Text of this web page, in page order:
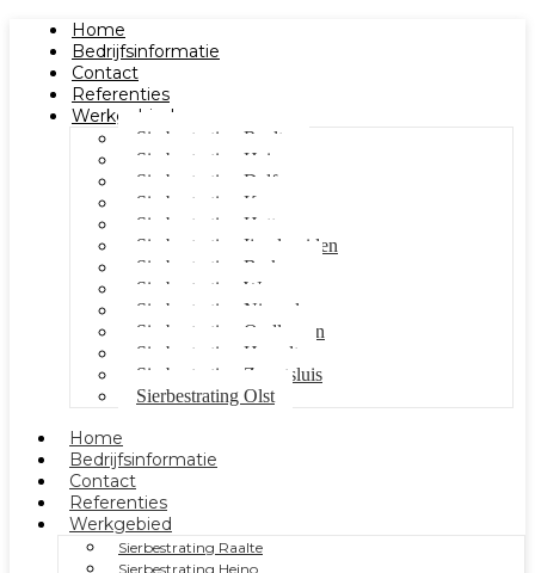
Home
Bedrijfsinformatie
Contact
Referenties
Werkgebied
Sierbestrating Raalte
Sierbestrating Heino
Sierbestrating Dalfsen
Sierbestrating Kampen
Sierbestrating Hattem
Sierbestrating Ijsselmuiden
Sierbestrating Berkum
Sierbestrating Wezep
Sierbestrating Nieuwleusen
Sierbestrating Oudleusen
Sierbestrating Hasselt
Sierbestrating Zwartsluis
Sierbestrating Olst
Home
Bedrijfsinformatie
Contact
Referenties
Werkgebied
Sierbestrating Raalte
Sierbestrating Heino